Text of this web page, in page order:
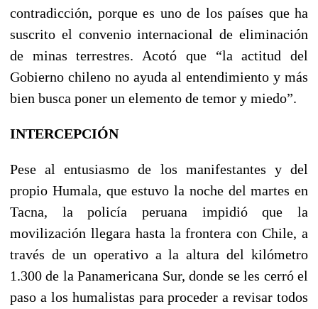
contradicción, porque es uno de los países que ha
suscrito el convenio internacional de eliminación
de minas terrestres. Acotó que “la actitud del
Gobierno chileno no ayuda al entendimiento y más
bien busca poner un elemento de temor y miedo”.
INTERCEPCIÓN
Pese al entusiasmo de los manifestantes y del
propio Humala, que estuvo la noche del martes en
Tacna, la policía peruana impidió que la
movilización llegara hasta la frontera con Chile, a
través de un operativo a la altura del kilómetro
1.300 de la Panamericana Sur, donde se les cerró el
paso a los humalistas para proceder a revisar todos